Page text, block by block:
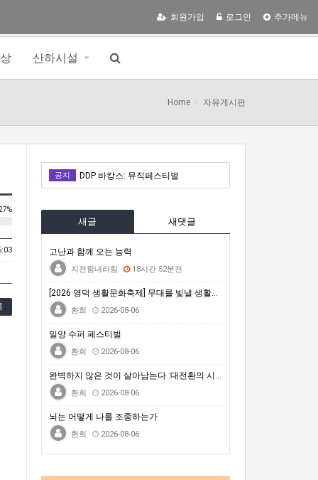
회원가입 로그인 추가메뉴
산하시설
Home 자유게시판
27%
공지 DDP 바캉스: 뮤직페스티벌
밀양 수퍼 페스티벌
DDP 바캉스: 뮤직페스티벌
거문도백도 은빛바다체험행사
2026 차세대전문예술활동지원 <내일의 예술가> 시민심사단 모집(모집 완료 시까지)
새글 새댓글
고난과 함께 오는 능력
지전힘내라힘 18시간 52분전
[2026 영덕 생활문화축제] 무대를 빛낼 생활문화 공…
환희 2026-08-06
밀양 수퍼 페스티벌
환희 2026-08-06
완벽하지 않은 것이 살아남는다 :대전환의 시대를 건너는…
환희 2026-08-06
뇌는 어떻게 나를 조종하는가
환희 2026-08-06